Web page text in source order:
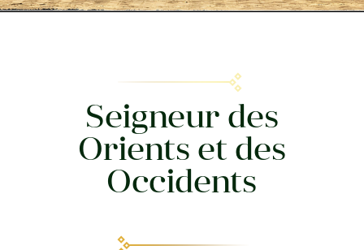
Seigneur des
Orients et des
Occidents